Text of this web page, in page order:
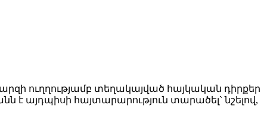
ուղղությամբ տեղակայված հայկական դիրքեր
այդպիսի հայտարարություն տարածել` նշելով,